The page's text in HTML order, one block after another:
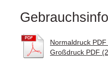
Normaldruck
Großdruck PDF